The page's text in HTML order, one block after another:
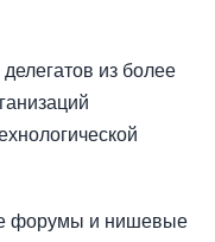
из более
форумы и нишевые